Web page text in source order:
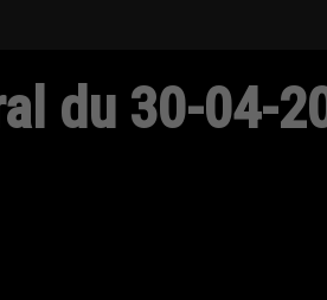
du 30-04-